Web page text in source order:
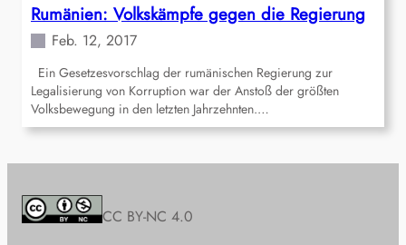
Rumänien: Volkskämpfe gegen die Regierung
Feb. 12, 2017
Ein Gesetzesvorschlag der rumänischen Regierung zur
Legalisierung von Korruption war der Anstoß der größten
Volksbewegung in den letzten Jahrzehnten.…
CC BY-NC 4.0